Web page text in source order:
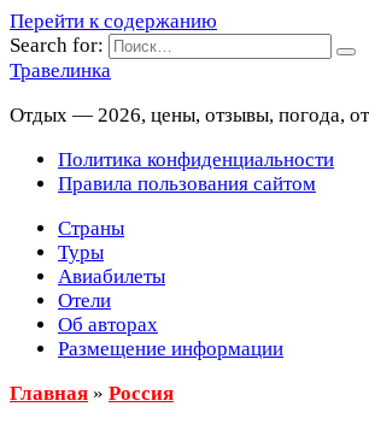
Перейти к содержанию
Search for:
Травелинка
Отдых — 2026, цены, отзывы, погода,
Политика конфиденциальности
Правила пользования сайтом
Страны
Туры
Авиабилеты
Отели
Об авторах
Размещение информации
Главная » Россия